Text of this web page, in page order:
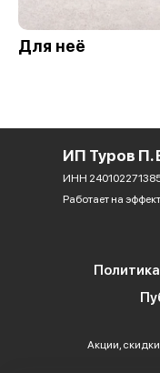
Для неё
ИП Туров П.
ИНН
Работает на
Акции,